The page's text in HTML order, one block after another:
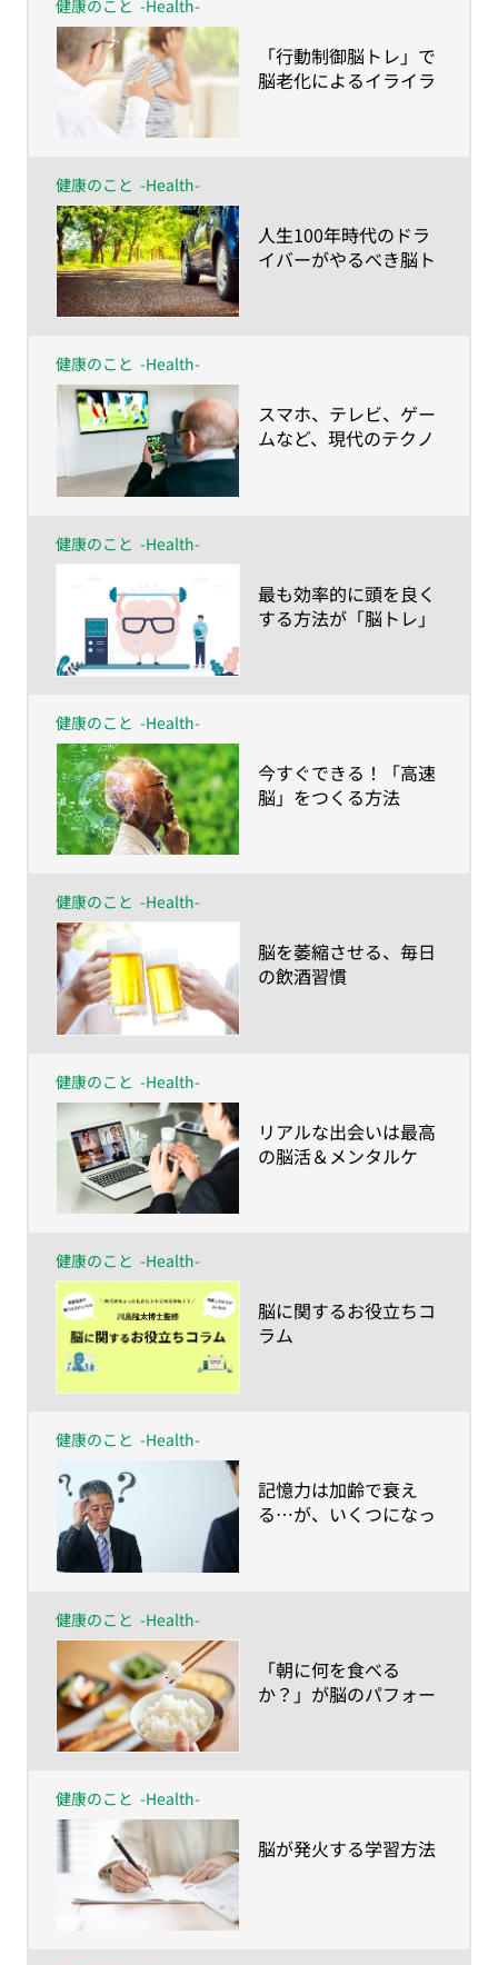
健康のこと -Health-
​「行動制御脳トレ」で
脳老化によるイライラ
健康のこと -Health-
​人生100年時代のドラ
イバーがやるべき脳ト
健康のこと -Health-
​スマホ、テレビ、ゲー
ムなど、現代のテクノ
健康のこと -Health-
​最も効率的に頭を良く
する方法が「脳トレ」
健康のこと -Health-
​今すぐできる！「高速
脳」をつくる方法
健康のこと -Health-
​脳を萎縮させる、毎日
の飲酒習慣
健康のこと -Health-
​リアルな出会いは最高
の脳活＆メンタルケ
健康のこと -Health-
​脳に関するお役立ちコ
ラム
健康のこと -Health-
​記憶力は加齢で衰え
る…が、いくつになっ
健康のこと -Health-
​「朝に何を食べる
か？」が脳のパフォー
健康のこと -Health-
​脳が発火する学習方法